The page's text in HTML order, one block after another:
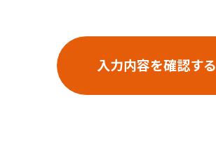
入力内容を確認する